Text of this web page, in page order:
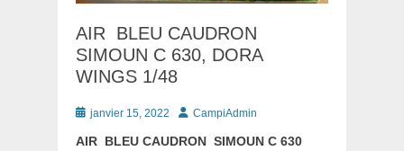
‌AIR BLEU CAUDRON
SIMOUN C 630, DORA
WINGS 1/48
Postéjanvier 15, 2022 AuteurCampiAdmin
‌AIR BLEU CAUDRON SIMOUN C 630